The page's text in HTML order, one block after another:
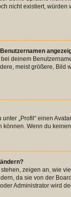
nicht existiert,
deinem
meist größere, Bild
„Profil“ einen
Wenn du
zeigen an, wie
da sie von der
Administrator wird